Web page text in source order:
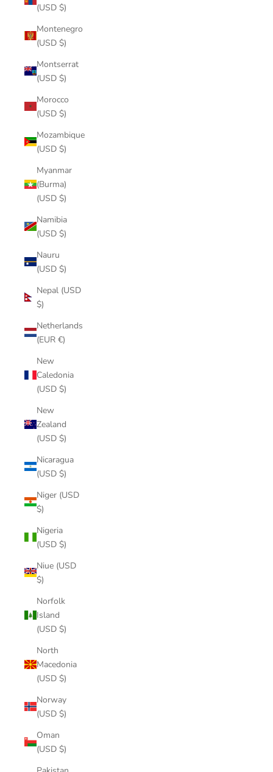
(USD $)
Montenegro
(USD $)
Montserrat
(USD $)
Morocco
(USD $)
Mozambique
(USD $)
Myanmar
(Burma)
(USD $)
Namibia
(USD $)
Nauru
(USD $)
Nepal (USD
$)
Netherlands
(EUR €)
New
Caledonia
(USD $)
New
Zealand
(USD $)
Nicaragua
(USD $)
Niger (USD
$)
Nigeria
(USD $)
Niue (USD
$)
Norfolk
Island
(USD $)
North
Macedonia
(USD $)
Norway
(USD $)
Oman
(USD $)